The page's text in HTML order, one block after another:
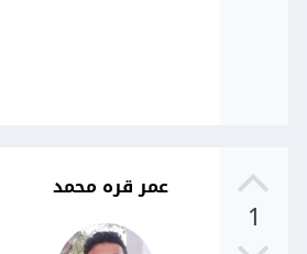
1
عمر قره محمد